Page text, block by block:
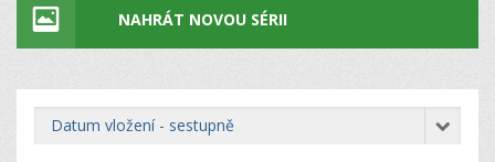
NAHRÁT NOVOU SÉRII
datum vložení - sestupně